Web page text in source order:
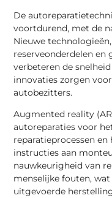
De
voortdurend, met de
Nieuwe
reserveonderdelen en
verbeteren de
innovaties zorgen
autobezitters.
Augmented reality
autoreparaties voor
reparatieprocessen
instructies aan
nauwkeurigheid van
menselijke fouten,
uitgevoerde